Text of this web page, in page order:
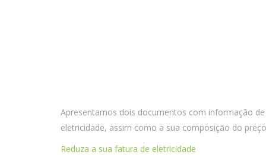
Apresentamos dois documentos com informação
eletricidade, assim como a sua composição do
Reduza a sua fatura de eletricidade